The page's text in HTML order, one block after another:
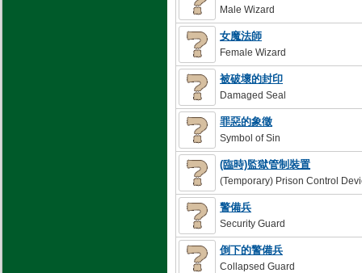
Male Wizard
女魔法師
Female Wizard
被破壞的封印
Damaged Seal
罪惡的象徵
Symbol of Sin
(臨時)監獄管制裝置
(Temporary) Prison Control
警備兵
Security Guard
倒下的警備兵
Collapsed Guard